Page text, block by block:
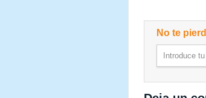
No te